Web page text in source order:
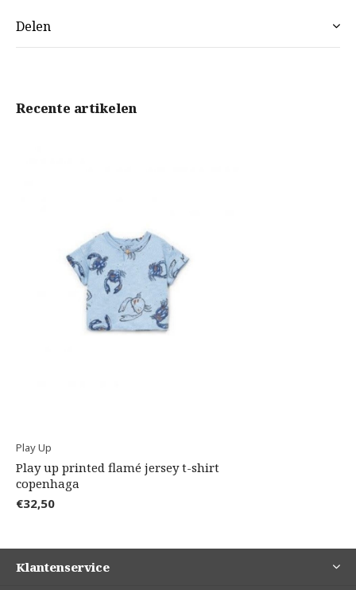
Delen
Recente artikelen
Play Up
Play up printed flamé jersey t-shirt
copenhaga
€32,50
Klantenservice